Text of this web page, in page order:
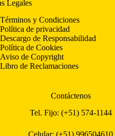
Legales
Términos y Condiciones
Política de privacidad
Descargo de Responsabilidad
Política de Cookies
Aviso de Copyright
Libro de Reclamaciones
Contáctenos
Tel. Fijo: (+51) 574-1144
Celular: (+51) 996504610